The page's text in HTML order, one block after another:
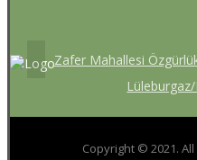
Zafer Mahallesi
Lüleburgaz/
Copyright © 2021.